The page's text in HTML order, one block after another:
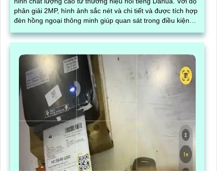
phân giải 2MP, hình ảnh sắc nét và chi tiết và được tích hợp
đèn hồng ngoại thông minh giúp quan sát trong điều kiện